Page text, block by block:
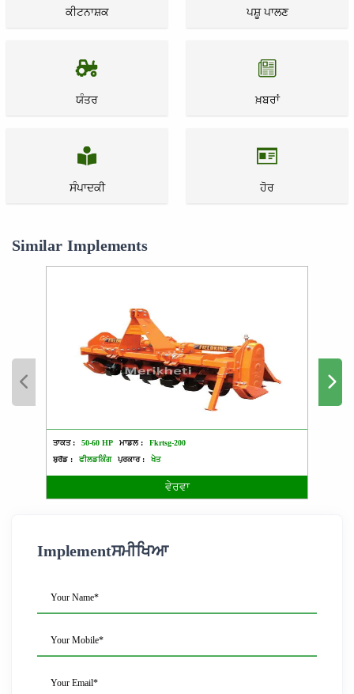
ਕੀਟਨਾਸ਼ਕ ਪਸ਼ੂ ਪਾਲਣ
ਯੰਤਰ ਖ਼ਬਰਾਂ
ਸੰਪਾਦਕੀ ਹੋਰ
Similar Implements
ਤਾਕਤ : 50-60 HP ਮਾਡਲ :
Fkrtsg-200
ਬ੍ਰੈਂਡ :
ਫੀਲਡਕਿੰਗ ਪ੍ਰਕਾਰ : ਖੇਤ
ਵੇਰਵਾ
Implementਸਮੀਖਿਆ
Your Name*
Your Mobile*
Your Email*